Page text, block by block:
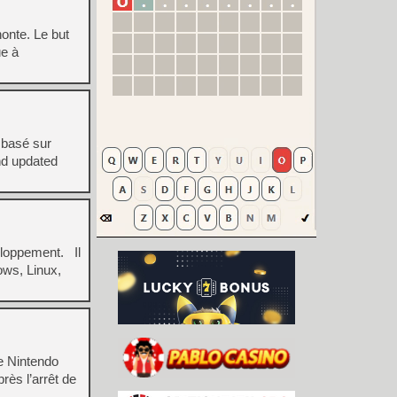
Le but
à
sur
updated
Il
Linux,
Nintendo
l’arrêt de